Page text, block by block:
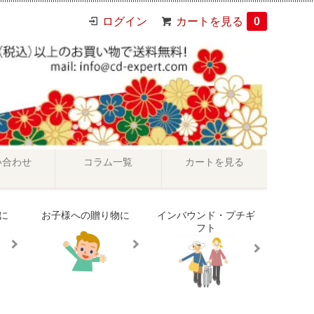
ログイン カートを見る 0
わせ コラム一覧 カートを見る
お子様への贈り物に
インバウンド・プチギ
フト